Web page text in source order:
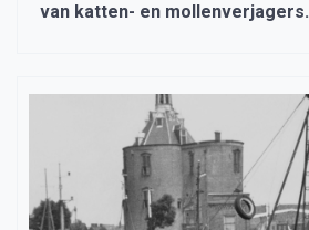
van katten- en mollenverjagers.